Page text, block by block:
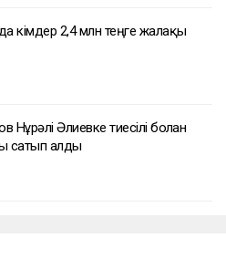
кімдер 2,4 млн теңге жалақы
Нұрәлі Әлиевке тиесілі болған
сатып алды